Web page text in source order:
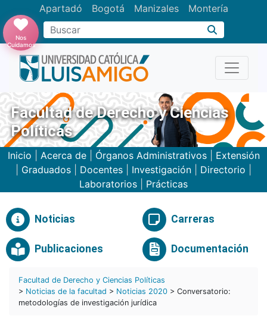
Apartadó Bogotá Manizales Montería
Buscar
Nos
Cuidamos
Facultad de Derecho y Ciencias
Políticas
Inicio Acerca de| Órganos Administrativos| Extensión
Graduados Docentes Investigación Directorio
Laboratorios
Prácticas
Noticias Carreras
Publicaciones Documentación
Facultad de Derecho y Ciencias Políticas
> Noticias de la facultad > Noticias 2020 > Conversatorio:
metodologías de investigación jurídica